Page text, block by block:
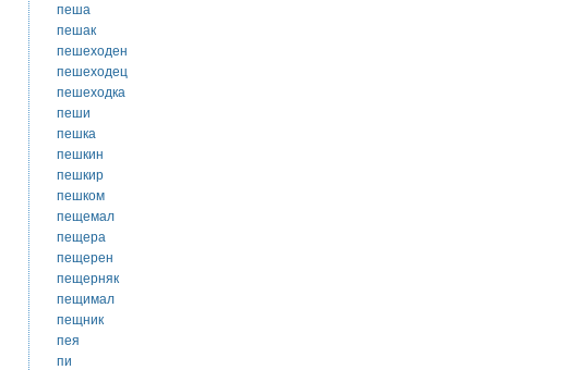
пеша
пешак
пешеходен
пешеходец
пешеходка
пеши
пешка
пешкин
пешкир
пешком
пещемал
пещера
пещерен
пещерняк
пещимал
пещник
пея
пи